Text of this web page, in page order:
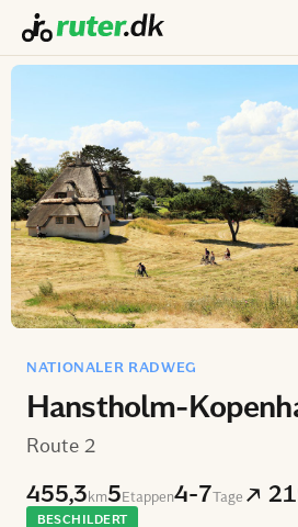
NATIONALER RADWEG
Hanstholm-
Route 2
455,3km5Etappen4-7Tage ↗
BESCHILDERT